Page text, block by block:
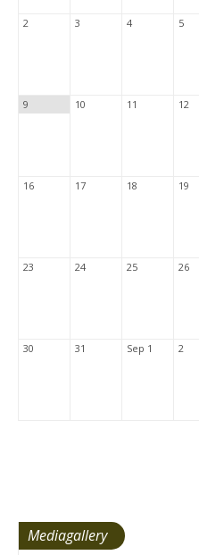
2 3 4 5
9 10 11 12
16 17 18 19
23 24 25 26
30 31 Sep 1 2
Mediagallery